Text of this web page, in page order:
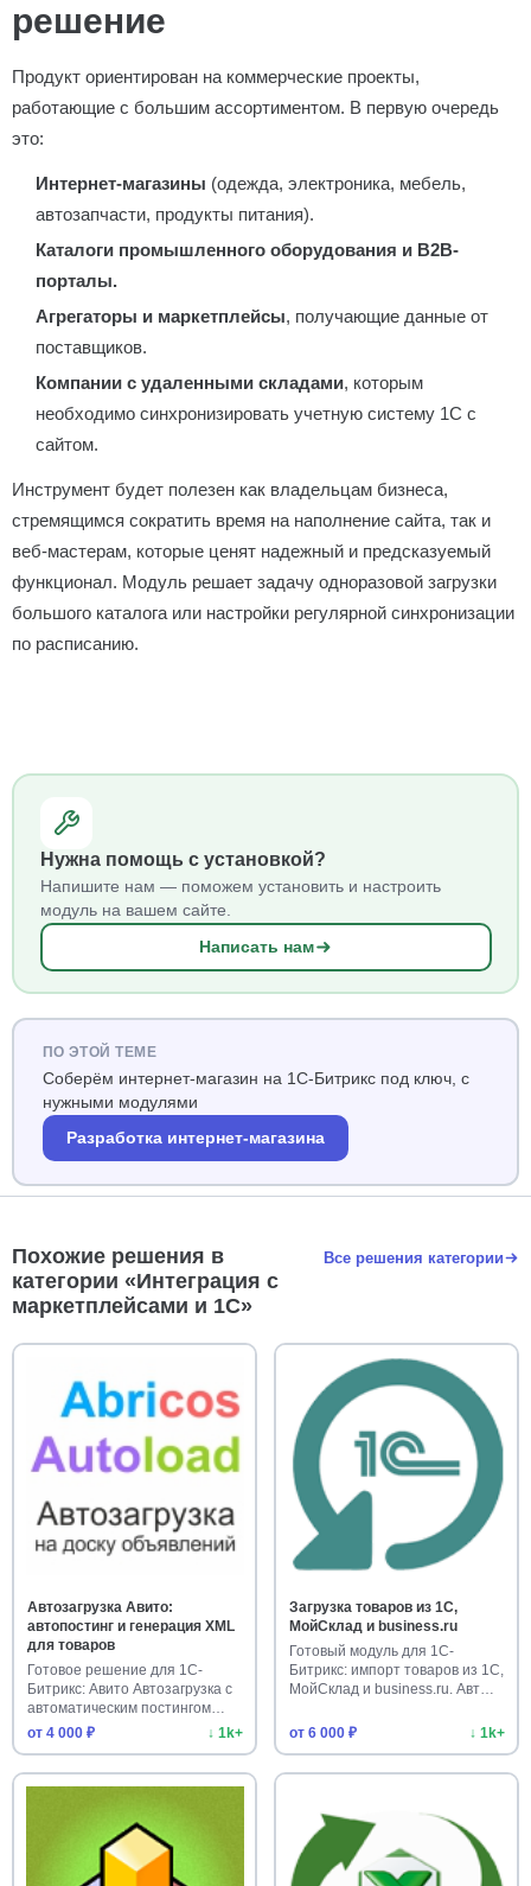
решение
Продукт ориентирован на коммерческие проекты,
работающие с большим ассортиментом. В первую очередь
это:
Интернет-магазины (одежда, электроника, мебель,
автозапчасти, продукты питания).
Каталоги промышленного оборудования и B2B-
порталы.
Агрегаторы и маркетплейсы, получающие данные от
поставщиков.
Компании с удаленными складами, которым
необходимо синхронизировать учетную систему 1С с
сайтом.
Инструмент будет полезен как владельцам бизнеса,
стремящимся сократить время на наполнение сайта, так и
веб-мастерам, которые ценят надежный и предсказуемый
функционал. Модуль решает задачу одноразовой загрузки
большого каталога или настройки регулярной синхронизации
по расписанию.
Нужна помощь с установкой?
Напишите нам — поможем установить и настроить
модуль на вашем сайте.
Написать нам
ПО ЭТОЙ ТЕМЕ
Соберём интернет-магазин на 1С-Битрикс под ключ, с
нужными модулями
Разработка интернет-магазина
Похожие решения в
категории «Интеграция с
маркетплейсами и 1С»
Все решения категории
Автозагрузка Авито:
автопостинг и генерация XML
для товаров
Готовое решение для 1С-
Битрикс: Авито Автозагрузка с
автоматическим постингом
то…
от 4 000 ₽ ↓ 1k+
Загрузка товаров из 1С,
МойСклад и business.ru
Готовый модуль для 1С-
Битрикс: импорт товаров из 1С,
МойСклад и business.ru. Авт…
от 6 000 ₽ ↓ 1k+